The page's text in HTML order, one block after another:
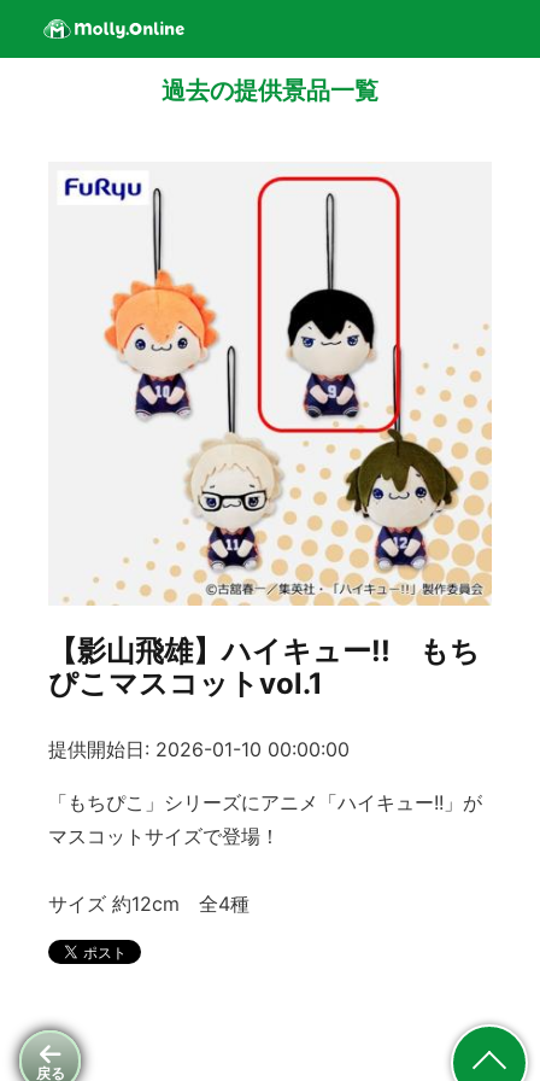
戻る
過去の提供景品一覧
【影山飛雄】ハイキュー!! もち
ぴこマスコットvol.1
提供開始日: 2026-01-10 00:00:00
「もちぴこ」シリーズにアニメ「ハイキュー!!」が
マスコットサイズで登場！
サイズ 約12cm 全4種